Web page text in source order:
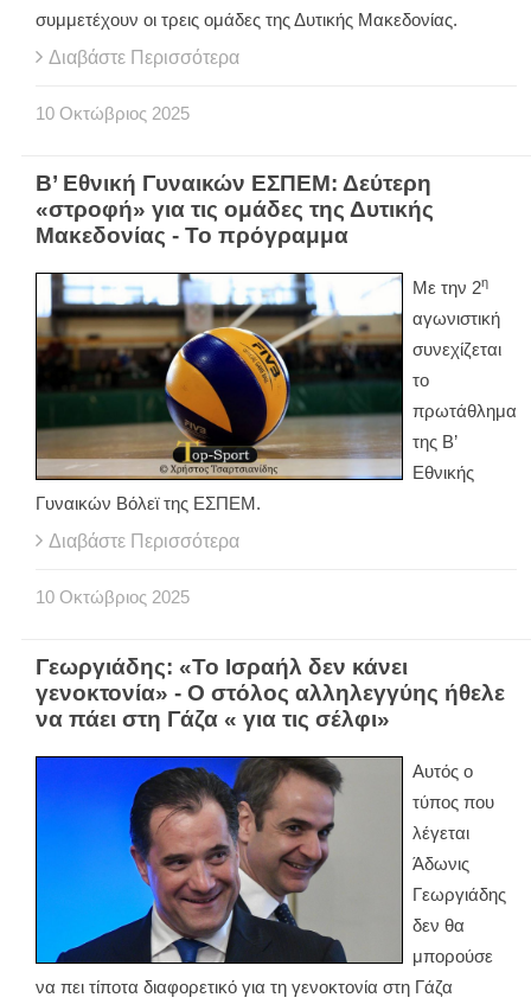
συμμετέχουν οι τρεις ομάδες της Δυτικής Μακεδονίας.
Διαβάστε Περισσότερα
10 Οκτώβριος 2025
Β’ Εθνική Γυναικών ΕΣΠΕΜ: Δεύτερη
«στροφή» για τις ομάδες της Δυτικής
Μακεδονίας - Το πρόγραμμα
Με την 2η
αγωνιστική
συνεχίζεται
το
πρωτάθλημα
της Β’
Εθνικής
Γυναικών Βόλεϊ της ΕΣΠΕΜ.
Διαβάστε Περισσότερα
10 Οκτώβριος 2025
Γεωργιάδης: «Το Ισραήλ δεν κάνει
γενοκτονία» - Ο στόλος αλληλεγγύης ήθελε
να πάει στη Γάζα « για τις σέλφι»
Αυτός ο
τύπος που
λέγεται
Άδωνις
Γεωργιάδης
δεν θα
μπορούσε
να πει τίποτα διαφορετικό για τη γενοκτονία στη Γάζα